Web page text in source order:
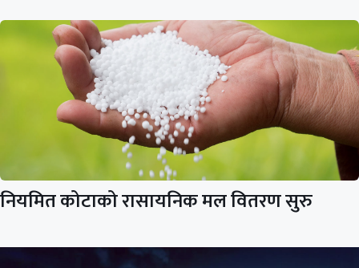
नियमित कोटाको रासायनिक मल वितरण सुरु